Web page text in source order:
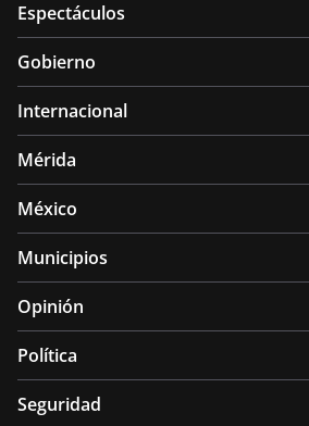
Espectáculos
Gobierno
Internacional
Mérida
México
Municipios
Opinión
Política
Seguridad